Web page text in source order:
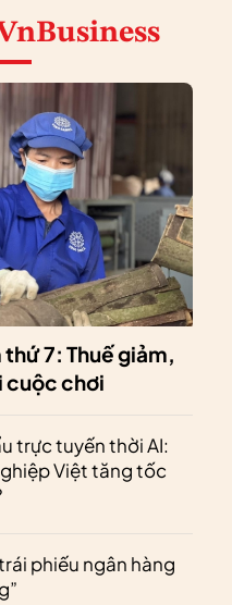
thứ 7: Thuế giảm,
cuộc chơi
trực tuyến thời AI:
Việt tăng tốc
phiếu ngân hàng